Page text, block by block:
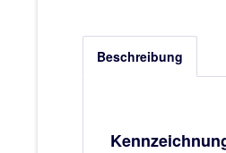
Beschreibung